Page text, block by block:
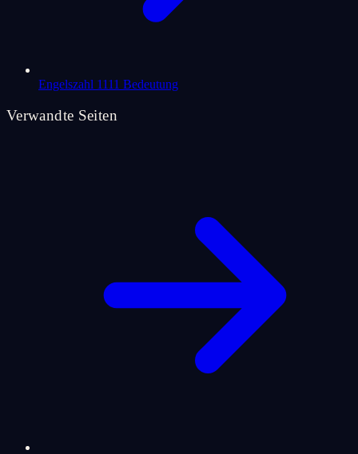
Engelszahl 1111 Bedeutung
Verwandte Seiten